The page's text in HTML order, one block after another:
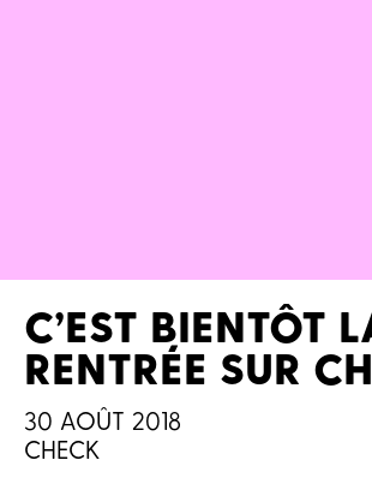
C’EST BIENTÔT
RENTRÉE SUR
30 AOÛT 2018
CHECK